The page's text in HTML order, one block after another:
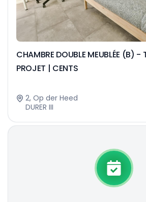
CHAMBRE DOUBLE MEUBLÉE (B) -
PROJET | CENTS
2, Op der Heed
DURER III